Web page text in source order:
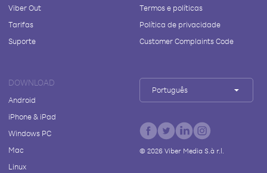
Viber Out
Tarifas
Suporte
Termos e políticas
Política de privacidade
Customer Complaints Code
DOWNLOAD
Android
iPhone & iPad
Windows PC
Mac
Linux
Português
© 2026Viber Media S.à r.l.